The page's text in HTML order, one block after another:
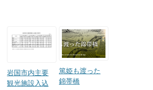
岩国市内主要
観光施設入込
篤姫も渡った
錦帯橋